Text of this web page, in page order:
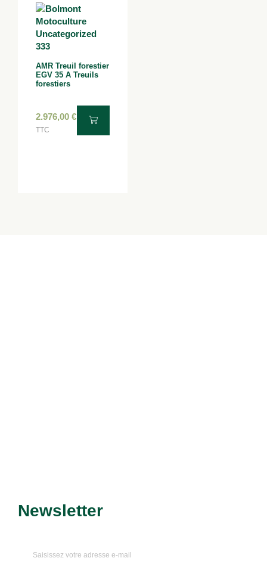
AMR Treuil forestier
EGV 35 A Treuils
forestiers
2.976,00 €
TTC
Newsletter